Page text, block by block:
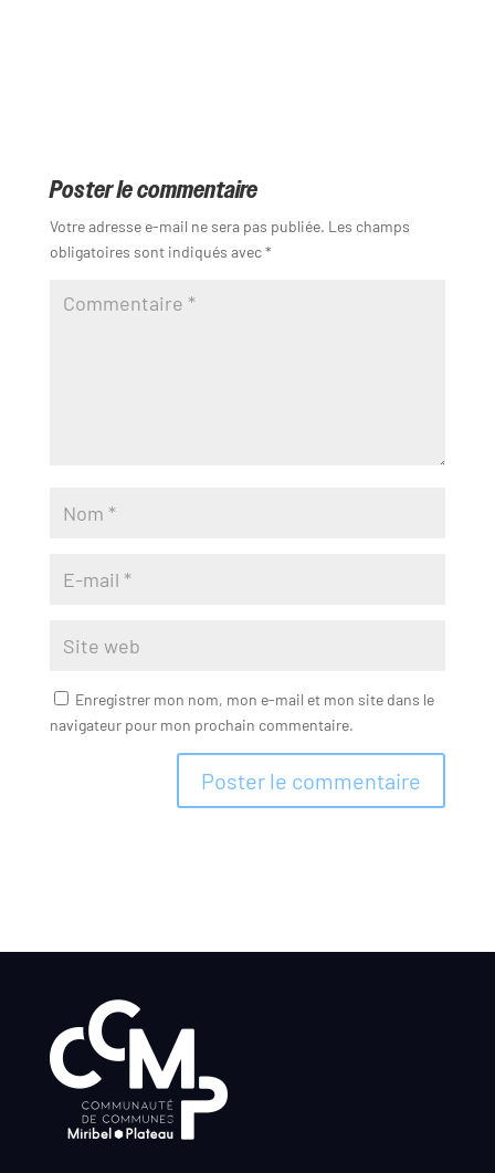
Poster le commentaire
Votre adresse e-mail ne sera pas publiée. Les champs
obligatoires sont indiqués avec*
Enregistrer mon nom, mon e-mail et mon site dans le
navigateur pour mon prochain commentaire.